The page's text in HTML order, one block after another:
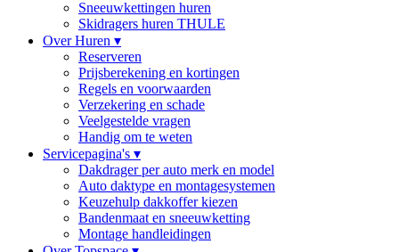
Sneeuwkettingen huren
Skidragers huren THULE
Over Huren ▾
Reserveren
Prijsberekening en kortingen
Regels en voorwaarden
Verzekering en schade
Veelgestelde vragen
Handig om te weten
Servicepagina's ▾
Dakdrager per auto merk en model
Auto daktype en montagesystemen
Keuzehulp dakkoffer kiezen
Bandenmaat en sneeuwketting
Montage handleidingen